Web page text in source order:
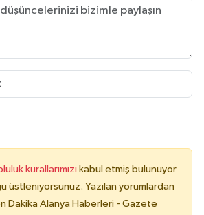
kurallarımızı kabul etmiş bulunuyor
üstleniyorsunuz. Yazılan yorumlardan
Dakika Alanya Haberleri - Gazete